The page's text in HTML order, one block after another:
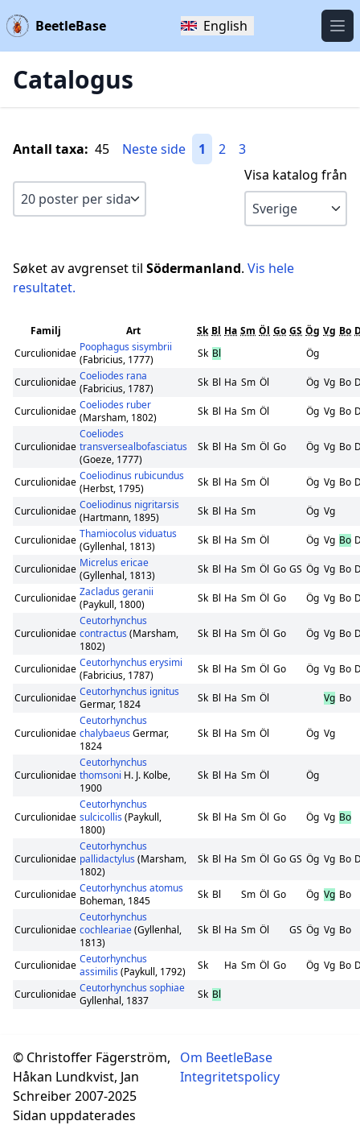
BeetleBase English
Catalogus
Antall taxa: 45 Neste side 1 2
3
Visa katalog från
Søket av avgrenset til Södermanland. Vis hele
resultatet.
Familj Art Sk Bl Ha Sm Öl Go GS Ög Vg Bo
Curculionidae Poophagus sisymbrii
(Fabricius, 1777)
Sk Bl Ög
Curculionidae Coeliodes rana
(Fabricius, 1787)
Sk Bl Ha Sm Öl Ög Vg Bo
Curculionidae Coeliodes ruber
(Marsham, 1802)
Sk Bl Ha Sm Öl Ög Vg Bo
Curculionidae
Coeliodes
transversealbofasciatus
(Goeze, 1777)
Sk Bl Ha Sm Öl Go Ög Vg Bo
Curculionidae Coeliodinus rubicundus
(Herbst, 1795)
Sk Bl Ha Sm Öl Ög Vg Bo
Curculionidae Coeliodinus nigritarsis
(Hartmann, 1895)
Sk Bl Ha Sm Ög Vg
Curculionidae Thamiocolus viduatus
(Gyllenhal, 1813)
Sk Bl Ha Sm Öl Ög Vg Bo
Curculionidae Micrelus ericae
(Gyllenhal, 1813)
Sk Bl Ha Sm Öl Go GS Ög Vg Bo
Curculionidae Zacladus geranii
(Paykull, 1800)
Sk Bl Ha Sm Öl Go Ög Vg Bo
Curculionidae
Ceutorhynchus
contractus (Marsham,
1802)
Sk Bl Ha Sm Öl Go Ög Vg Bo
Curculionidae Ceutorhynchus erysimi
(Fabricius, 1787)
Sk Bl Ha Sm Öl Go Ög Vg Bo
Curculionidae Ceutorhynchus ignitus
Germar, 1824
Sk Bl Ha Sm Öl Vg Bo
Curculionidae
Ceutorhynchus
chalybaeus Germar,
1824
Sk Bl Ha Sm Öl Ög Vg
Curculionidae
Ceutorhynchus
thomsoni H. J. Kolbe,
1900
Sk Bl Ha Sm Öl Ög
Curculionidae
Ceutorhynchus
sulcicollis (Paykull,
1800)
Sk Bl Ha Sm Öl Go Ög Vg Bo
Curculionidae
Ceutorhynchus
pallidactylus (Marsham,
1802)
Sk Bl Ha Sm Öl Go GS Ög Vg Bo
Curculionidae Ceutorhynchus atomus
Boheman, 1845
Sk Bl Sm Öl Go Ög Vg Bo
Curculionidae
Ceutorhynchus
cochleariae(Gyllenhal,
1813)
Sk Bl Ha Sm Öl GS Ög Vg Bo
Curculionidae Ceutorhynchus
assimilis (Paykull, 1792) Sk Ha Sm Öl Go Ög Vg Bo
Curculionidae Ceutorhynchus sophiae
Gyllenhal, 1837
Sk Bl
© Christoffer Fägerström,
Håkan Lundkvist, Jan
Schreiber 2007-2025
Sidan uppdaterades
Om BeetleBase
Integritetspolicy